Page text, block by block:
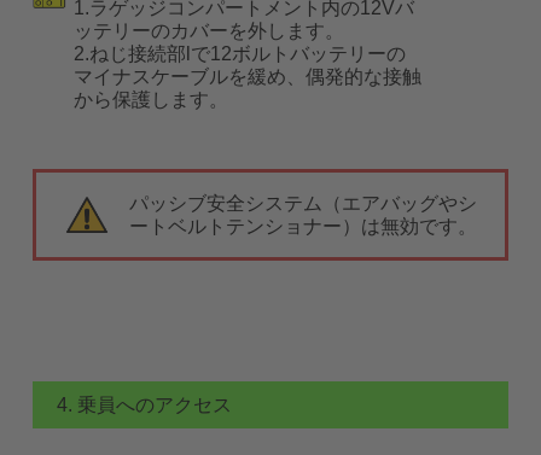
1.ラゲッジコンパートメント内の12Vバ
ッテリーのカバーを外します。
2.ねじ接続部lで12ボルトバッテリーの
マイナスケーブルを緩め、偶発的な接触
から保護します。
パッシブ安全システム（エアバッグやシ
ートベルトテンショナー）は無効です。
4. 乗員へのアクセス